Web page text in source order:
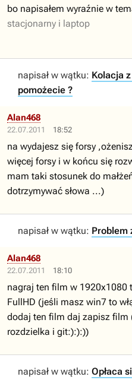
bo napisałem wyraźnie w
stacjonarny i laptop
napisał w wątku: Kolacja
pomożecie ?
22.07.2011 18:52
Alan468
na wydajesz się forsy
więcej forsy i w końcu się
mam taki stosunek do
dotrzymywać słowa ...)
napisał w wątku: Problem
22.07.2011 18:10
Alan468
nagraj ten film w 1920x1080
FullHD (jeśli masz win7 to
dodaj ten film daj zapisz film
rozdzielka i git:):):))
napisał w wątku: Opłaca